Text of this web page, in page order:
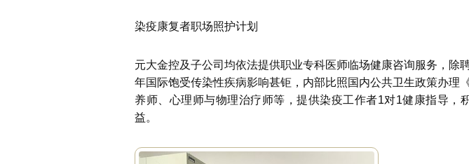
染疫康复者职场照护计划
元大金控及子公司均依法提供职业专科医师临场健康咨询服务，
年国际饱受传染性疾病影响甚钜，内部比照国内公共卫生政策办
养师、心理师与物理治疗师等，提供染疫工作者1对1健康指导
益。